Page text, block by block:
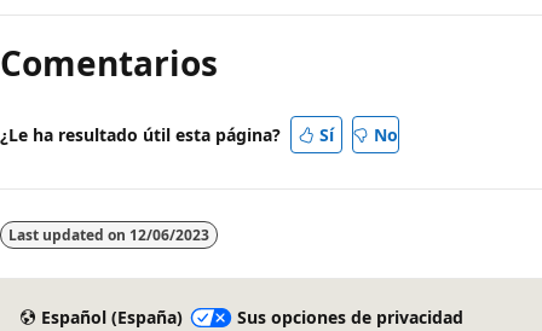
de
lectura
Comentarios
¿Le ha resultado útil esta página? Sí No
Last updated on 12/06/2023
Español (España)
Sus opciones de privacidad